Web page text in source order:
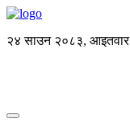
२४ साउन २०८३, आइतवार